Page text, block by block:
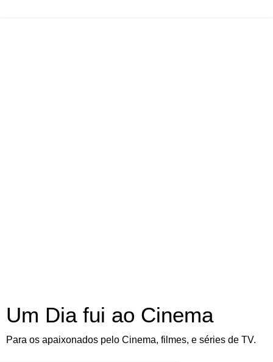
Um Dia fui ao Cinema
Para os apaixonados pelo Cinema, filmes, e séries de TV.